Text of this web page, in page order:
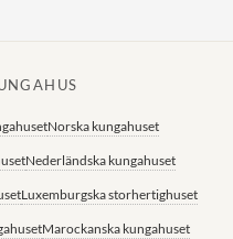
Norska kungahuset
Nederländska kungahuset
Luxemburgska storhertighuset
Marockanska kungahuset